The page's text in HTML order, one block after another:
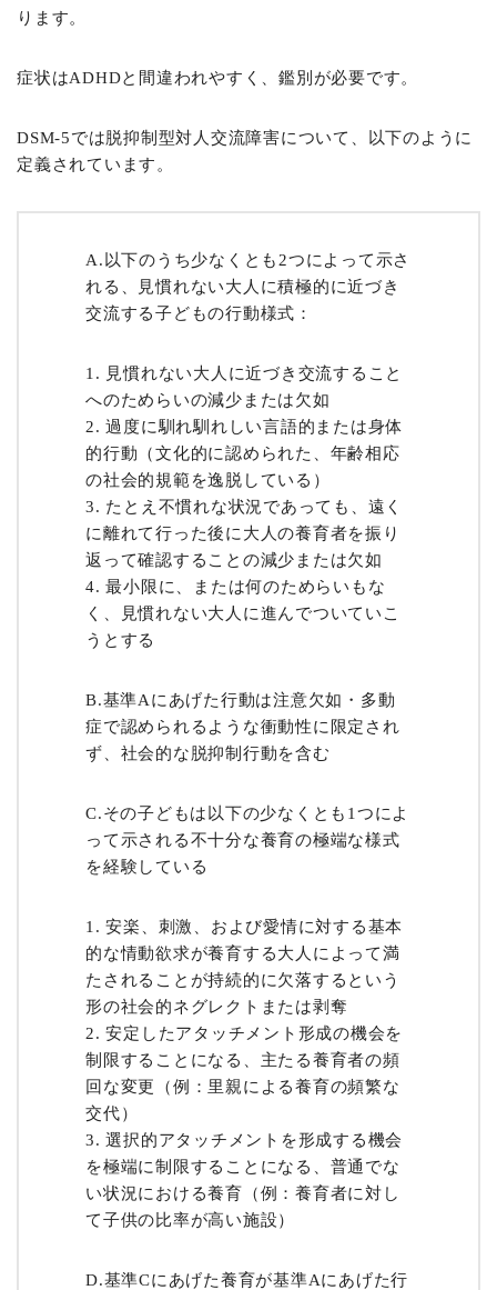
ります。
症状はADHDと間違われやすく、鑑別が必要です。
DSM-5では脱抑制型対人交流障害について、以下のように
定義されています。
A.以下のうち少なくとも2つによって示さ
れる、見慣れない大人に積極的に近づき
交流する子どもの行動様式：
見慣れない大人に近づき交流すること
へのためらいの減少または欠如
過度に馴れ馴れしい言語的または身体
的行動（文化的に認められた、年齢相応
の社会的規範を逸脱している）
たとえ不慣れな状況であっても、遠く
に離れて行った後に大人の養育者を振り
返って確認することの減少または欠如
最小限に、または何のためらいもな
く、見慣れない大人に進んでついていこ
うとする
B.基準Aにあげた行動は注意欠如・多動
症で認められるような衝動性に限定され
ず、社会的な脱抑制行動を含む
C.その子どもは以下の少なくとも1つによ
って示される不十分な養育の極端な様式
を経験している
安楽、刺激、および愛情に対する基本
的な情動欲求が養育する大人によって満
たされることが持続的に欠落するという
形の社会的ネグレクトまたは剥奪
安定したアタッチメント形成の機会を
制限することになる、主たる養育者の頻
回な変更（例：里親による養育の頻繁な
交代）
選択的アタッチメントを形成する機会
を極端に制限することになる、普通でな
い状況における養育（例：養育者に対し
て子供の比率が高い施設）
D.基準Cにあげた養育が基準Aにあげた行